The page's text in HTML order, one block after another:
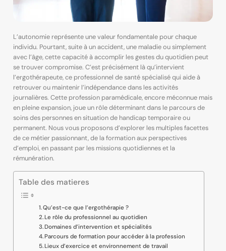
L’autonomie représente une valeur fondamentale pour chaque
individu. Pourtant, suite à un accident, une maladie ou simplement
avec l’âge, cette capacité à accomplir les gestes du quotidien peut
se trouver compromise. C’est précisément là qu’intervient
l’ergothérapeute, ce professionnel de santé spécialisé qui aide à
retrouver ou maintenir l’indépendance dans les activités
journalières. Cette profession paramédicale, encore méconnue mais
en pleine expansion, joue un rôle déterminant dans le parcours de
soins des personnes en situation de handicap temporaire ou
permanent. Nous vous proposons d’explorer les multiples facettes
de ce métier passionnant, de la formation aux perspectives
d’emploi, en passant par les missions quotidiennes et la
rémunération.
Table des matieres
Qu’est-ce que l’ergothérapie ?
Le rôle du professionnel au quotidien
Domaines d’intervention et spécialités
Parcours de formation pour accéder à la profession
Lieux d’exercice et environnement de travail